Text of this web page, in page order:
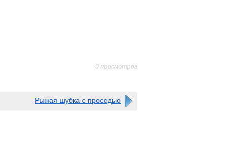
0 просмотров
Рыжая шубка с проседью